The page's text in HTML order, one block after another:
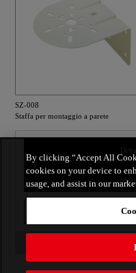
SZ-008
Staffa per montaggio a parete
By clicking “Accept All
cookies on your device to
usage, and assist in our